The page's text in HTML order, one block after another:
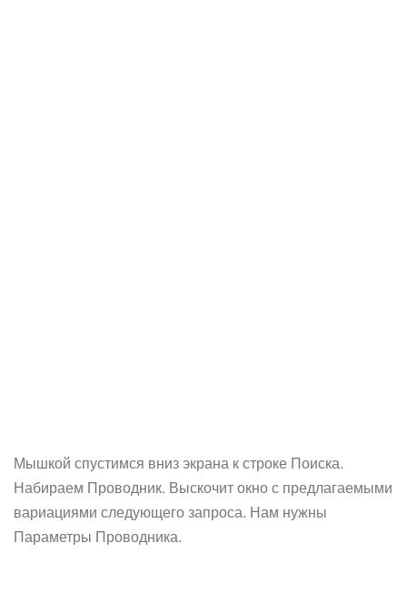
Мышкой спустимся вниз экрана к строке Поиска.
Набираем Проводник. Выскочит окно с предлагаемыми
вариациями следующего запроса. Нам нужны
Параметры Проводника.